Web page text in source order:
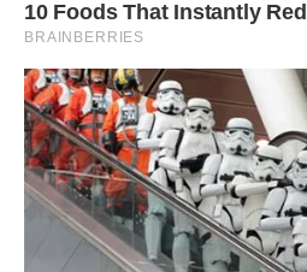
очікувала побачити свою матір.
– Доню, йди до матусі.
Дівчинка стояла посеред
то на бабусю, то на свою матір.
Алла простягнула свої руки і
підійшла до неї.